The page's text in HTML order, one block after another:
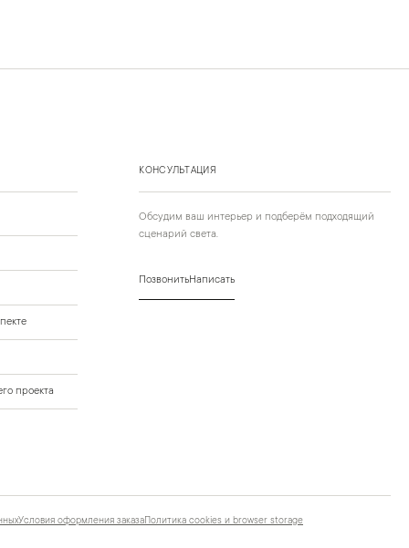
КОНСУЛЬТАЦИЯ
Обсудим ваш интерьер и подберём подходящий
сценарий света.
ПозвонитьНаписать
проекта
Условия оформления заказаПолитика cookies и browser storage